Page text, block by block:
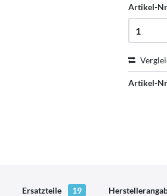
Artikel-
Artikel-
Ersatzteile 19